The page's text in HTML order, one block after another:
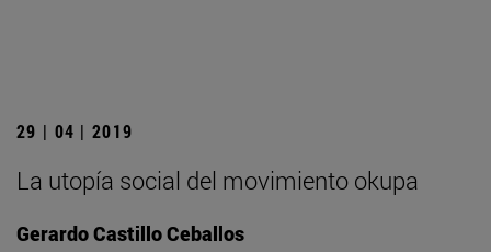
29 | 04 | 2019
La utopía social del movimiento okupa
Gerardo Castillo Ceballos